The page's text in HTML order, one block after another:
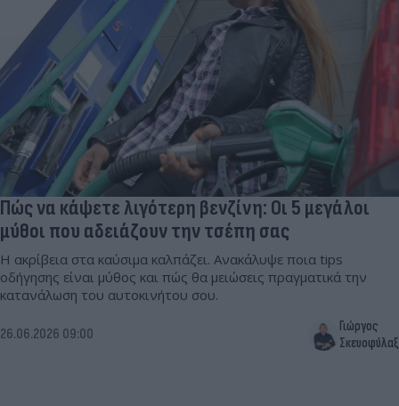
Πώς να κάψετε λιγότερη βενζίνη: Οι 5 μεγάλοι
μύθοι που αδειάζουν την τσέπη σας
Η ακρίβεια στα καύσιμα καλπάζει. Ανακάλυψε ποια tips
οδήγησης είναι μύθος και πώς θα μειώσεις πραγματικά την
κατανάλωση του αυτοκινήτου σου.
26.06.2026 09:00
Γιώργος
Σκευοφύλαξ